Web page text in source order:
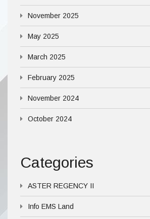
November 2025
May 2025
March 2025
February 2025
November 2024
October 2024
Categories
ASTER REGENCY II
Info EMS Land